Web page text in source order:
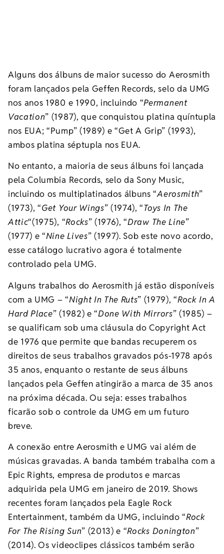
Alguns dos álbuns de maior sucesso do Aerosmith
foram lançados pela Geffen Records, selo da UMG
nos anos 1980 e 1990, incluindo “Permanent
Vacation” (1987), que conquistou platina quíntupla
nos EUA; “Pump” (1989) e “Get A Grip” (1993),
ambos platina séptupla nos EUA.
No entanto, a maioria de seus álbuns foi lançada
pela Columbia Records, selo da Sony Music,
incluindo os multiplatinados álbuns “Aerosmith”
(1973), “Get Your Wings” (1974), “Toys In The
Attic“(1975), “Rocks” (1976), “Draw The Line”
(1977) e “Nine Lives” (1997). Sob este novo acordo,
esse catálogo lucrativo agora é totalmente
controlado pela UMG.
Alguns trabalhos do Aerosmith já estão disponíveis
com a UMG – “Night In The Ruts” (1979), “Rock In A
Hard Place” (1982) e “Done With Mirrors” (1985) –
se qualificam sob uma cláusula do Copyright Act
de 1976 que permite que bandas recuperem os
direitos de seus trabalhos gravados pós-1978 após
35 anos, enquanto o restante de seus álbuns
lançados pela Geffen atingirão a marca de 35 anos
na próxima década. Ou seja: esses trabalhos
ficarão sob o controle da UMG em um futuro
breve.
A conexão entre Aerosmith e UMG vai além de
músicas gravadas. A banda também trabalha com a
Epic Rights, empresa de produtos e marcas
adquirida pela UMG em janeiro de 2019. Shows
recentes foram lançados pela Eagle Rock
Entertainment, também da UMG, incluindo “Rock
For The Rising Sun” (2013) e “Rocks Donington”
(2014). Os videoclipes clássicos também serão